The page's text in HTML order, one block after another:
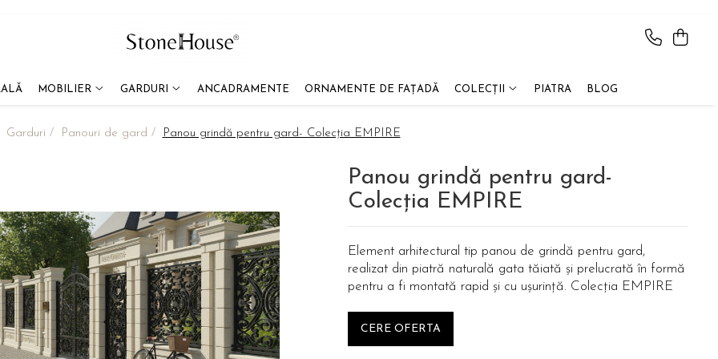
MOBILIER GARDURI ANCADRAMENTE ORNAMENTE DE FAȚADĂ COLECȚII PIATRA BLOG
Garduri / Panouri de gard / Panou grindă pentru gard- Colecția EMPIRE
Panou grindă pentru gard-
Colecția EMPIRE
Element arhitectural tip panou de grindă pentru gard,
realizat din piatră naturală gata tăiată și prelucrată în formă
pentru a fi montată rapid și cu ușurință. Colecția EMPIRE
CERE OFERTA